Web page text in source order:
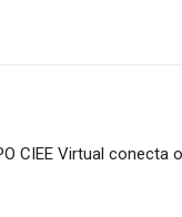
CIEE Virtual